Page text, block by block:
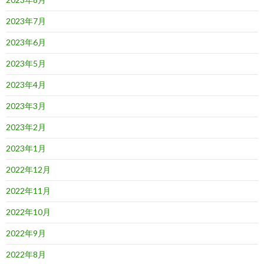
2023年7月
2023年6月
2023年5月
2023年4月
2023年3月
2023年2月
2023年1月
2022年12月
2022年11月
2022年10月
2022年9月
2022年8月